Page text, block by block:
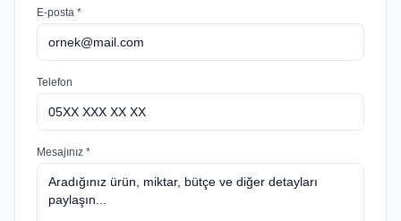
E-posta *
Telefon
Mesajınız *